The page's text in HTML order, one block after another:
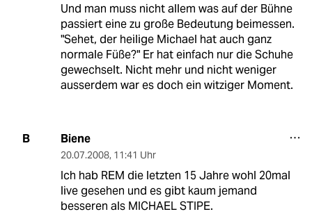
Und man muss nicht allem was auf der Bühne
passiert eine zu große Bedeutung beimessen.
"Sehet, der heilige Michael hat auch ganz
normale Füße?" Er hat einfach nur die Schuhe
gewechselt. Nicht mehr und nicht weniger
ausserdem war es doch ein witziger Moment.
B Biene
20.07.2008, 11:41 Uhr
Ich hab REM die letzten 15 Jahre wohl 20mal
live gesehen und es gibt kaum jemand
besseren als MICHAEL STIPE.